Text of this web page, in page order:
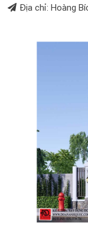
Địa chỉ: Hoàng